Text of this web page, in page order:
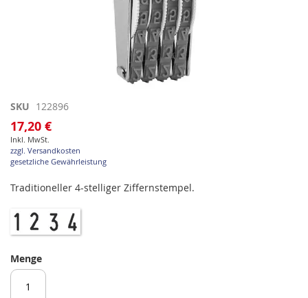
Zum
Anfang
der
Bildgalerie
springen
SKU 122896
17,20 €
Inkl. MwSt.
zzgl. Versandkosten
gesetzliche Gewährleistung
Traditioneller 4-stelliger Ziffernstempel.
Menge